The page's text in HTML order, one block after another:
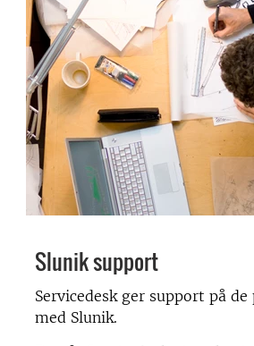
Slunik support
Servicedesk ger support på
med Slunik.